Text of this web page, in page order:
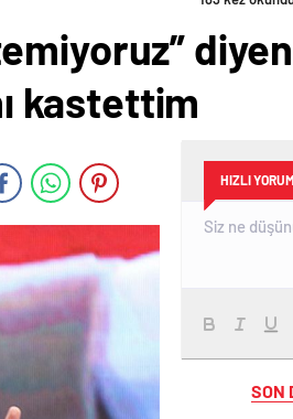
kastettim
HIZLI
SON